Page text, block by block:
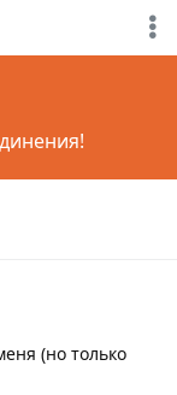
(но только